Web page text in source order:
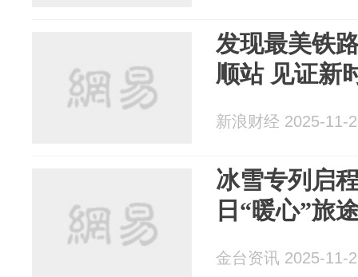
发现最美铁
顺站 见证新
新浪财经 2025-11-
冰雪专列启
日“暖心”旅
金台资讯 2025-11-